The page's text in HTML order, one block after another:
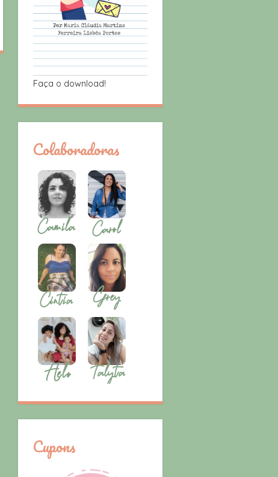
Faça o download!
Colaboradoras
Cupons